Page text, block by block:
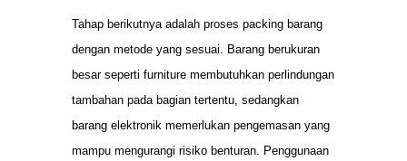
Tahap berikutnya adalah proses packing barang
dengan metode yang sesuai. Barang berukuran
besar seperti furniture membutuhkan perlindungan
tambahan pada bagian tertentu, sedangkan
barang elektronik memerlukan pengemasan yang
mampu mengurangi risiko benturan. Penggunaan